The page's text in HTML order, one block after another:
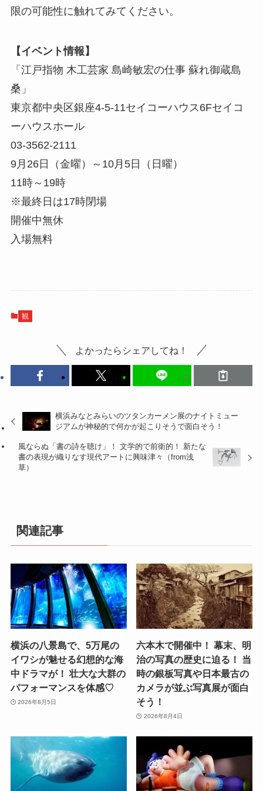
限の可能性に触れてみてください。
【イベント情報】
「江戸指物 木工芸家 島崎敏宏の仕事 蘇れ御蔵島
桑」
東京都中央区銀座4-5-11セイコーハウス6Fセイコ
ーハウスホール
03-3562-2111
9月26日（金曜）～10月5日（日曜）
11時～19時
※最終日は17時閉場
開催中無休
入場無料
観
よかったらシェアしてね！
横浜みなとみらいのツタンカーメン展のナイトミュー
ジアムが神秘的で何かが起こりそうで面白そう！
風ならぬ「書の詩を聴け」！ 文学的で前衛的！ 新たな
書の表現が織りなす現代アートに興味津々（from浅
草）
関連記事
横浜の八景島で、5万尾の
イワシが魅せる幻想的な海
中ドラマが！ 壮大な大群の
パフォーマンスを体感♡
2026年8月5日
六本木で開催中！ 幕末、明
治の写真の歴史に迫る！ 当
時の銀板写真や日本最古の
カメラが並ぶ写真展が面白
そう！
2026年8月4日